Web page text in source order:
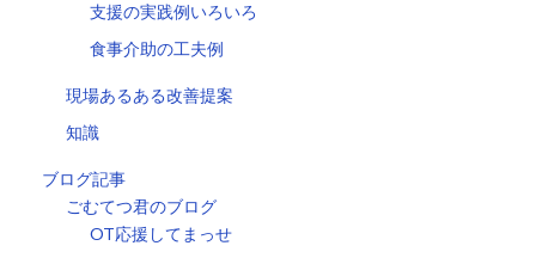
支援の実践例いろいろ
食事介助の工夫例
現場あるある改善提案
知識
ブログ記事
ごむてつ君のブログ
OT応援してまっせ